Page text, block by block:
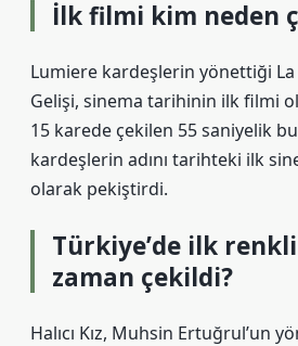
İlk filmi kim neden
Lumiere kardeşlerin yönettiği La
Gelişi, sinema tarihinin ilk filmi
15 karede çekilen 55 saniyelik
kardeşlerin adını tarihteki ilk
olarak pekiştirdi.
Türkiye’de ilk
zaman çekildi?
Halıcı Kız, Muhsin Ertuğrul’un